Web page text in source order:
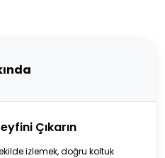
Çıkarın
izlemek, doğru koltuk